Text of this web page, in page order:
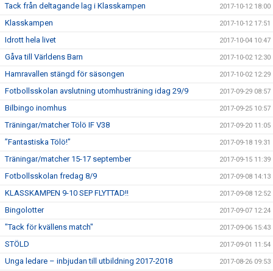
Tack från deltagande lag i Klasskampen 2017-10-12 18:00
Klasskampen 2017-10-12 17:51
Idrott hela livet 2017-10-04 10:47
Gåva till Världens Barn 2017-10-02 12:30
Hamravallen stängd för säsongen 2017-10-02 12:29
Fotbollsskolan avslutning utomhusträning idag 29/9 2017-09-29 08:57
Bilbingo inomhus 2017-09-25 10:57
Träningar/matcher Tölö IF V38 2017-09-20 11:05
”Fantastiska Tölö!” 2017-09-18 19:31
Träningar/matcher 15-17 september 2017-09-15 11:39
Fotbollsskolan fredag 8/9 2017-09-08 14:13
KLASSKAMPEN 9-10 SEP FLYTTAD!! 2017-09-08 12:52
Bingolotter 2017-09-07 12:24
"Tack för kvällens match" 2017-09-06 15:43
STÖLD 2017-09-01 11:54
Unga ledare – inbjudan till utbildning 2017-2018 2017-08-26 09:53